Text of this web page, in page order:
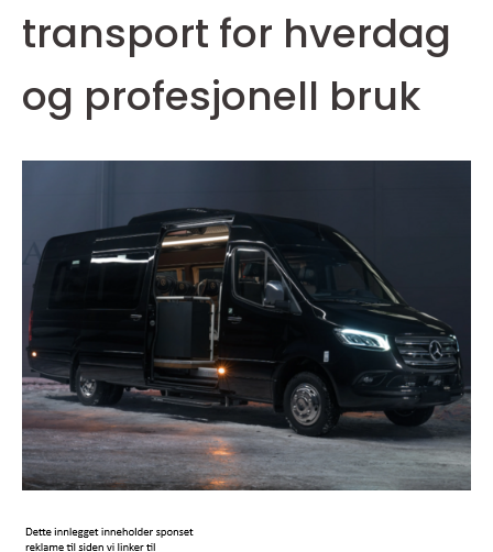
transport for hverdag
og profesjonell bruk